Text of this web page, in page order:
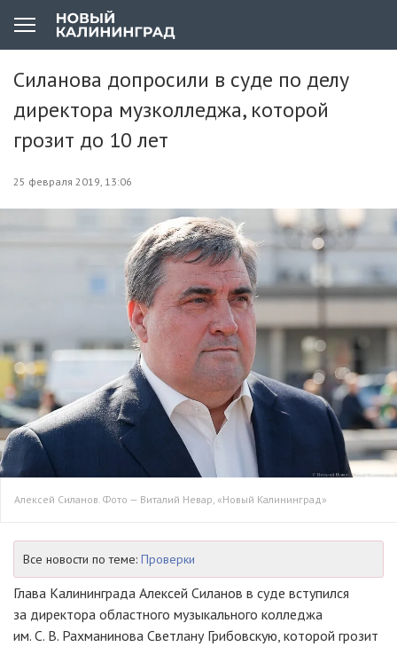
Силанова допросили в суде по делу
директора музколледжа, которой
грозит до 10 лет
25 февраля 2019, 13:06
Алексей Силанов. Фото — Виталий Невар, «Новый Калининград»
Все новости по теме: Проверки
Глава Калининграда Алексей Силанов в суде вступился
за директора областного музыкального колледжа
им. С. В. Рахманинова Светлану Грибовскую, которой грозит